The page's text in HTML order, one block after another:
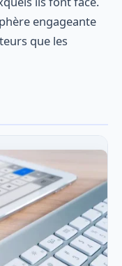
engageante
que les